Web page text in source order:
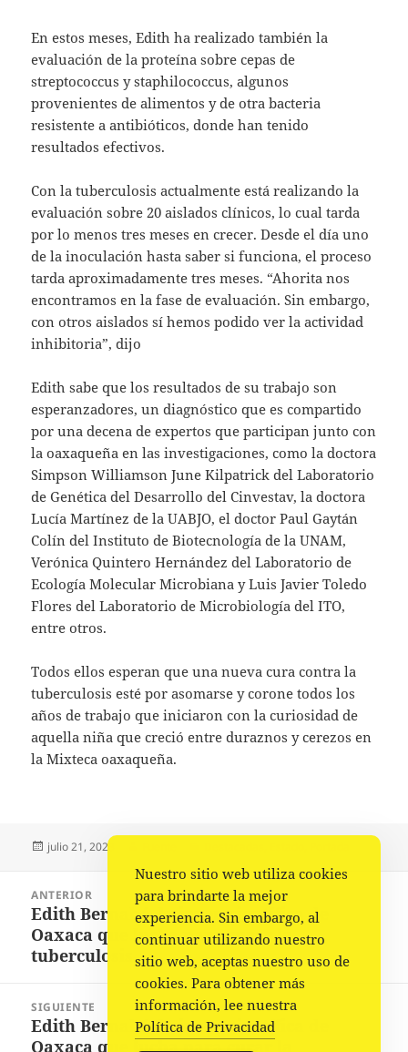
En estos meses, Edith ha realizado también la
evaluación de la proteína sobre cepas de
streptococcus y staphilococcus, algunos
provenientes de alimentos y de otra bacteria
resistente a antibióticos, donde han tenido
resultados efectivos.
Con la tuberculosis actualmente está realizando la
evaluación sobre 20 aislados clínicos, lo cual tarda
por lo menos tres meses en crecer. Desde el día uno
de la inoculación hasta saber si funciona, el proceso
tarda aproximadamente tres meses. “Ahorita nos
encontramos en la fase de evaluación. Sin embargo,
con otros aislados sí hemos podido ver la actividad
inhibitoria”, dijo
Edith sabe que los resultados de su trabajo son
esperanzadores, un diagnóstico que es compartido
por una decena de expertos que participan junto con
la oaxaqueña en las investigaciones, como la doctora
Simpson Williamson June Kilpatrick del Laboratorio
de Genética del Desarrollo del Cinvestav, la doctora
Lucía Martínez de la UABJO, el doctor Paul Gaytán
Colín del Instituto de Biotecnología de la UNAM,
Verónica Quintero Hernández del Laboratorio de
Ecología Molecular Microbiana y Luis Javier Toledo
Flores del Laboratorio de Microbiología del ITO,
entre otros.
Todos ellos esperan que una nueva cura contra la
tuberculosis esté por asomarse y corone todos los
años de trabajo que iniciaron con la curiosidad de
aquella niña que creció entre duraznos y cerezos en
la Mixteca oaxaqueña.
Publicado
julio 21, 2023
entradas
ANTERIOR
Entrada
anterior:
Edith Bernabé, la joven científica de
Oaxaca que lucha para curar la
tuberculosis
SIGUIENTE
Siguiente
entrada:
Edith Bernabé, la joven científica de
Oaxaca que lucha para curar la
Nuestro sitio web utiliza cookies
para brindarte la mejor
experiencia. Sin embargo, al
continuar utilizando nuestro
sitio web, aceptas nuestro uso de
cookies. Para obtener más
información, lee nuestra
Política de Privacidad